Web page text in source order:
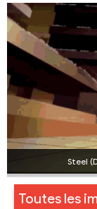
Steel
Toutes les